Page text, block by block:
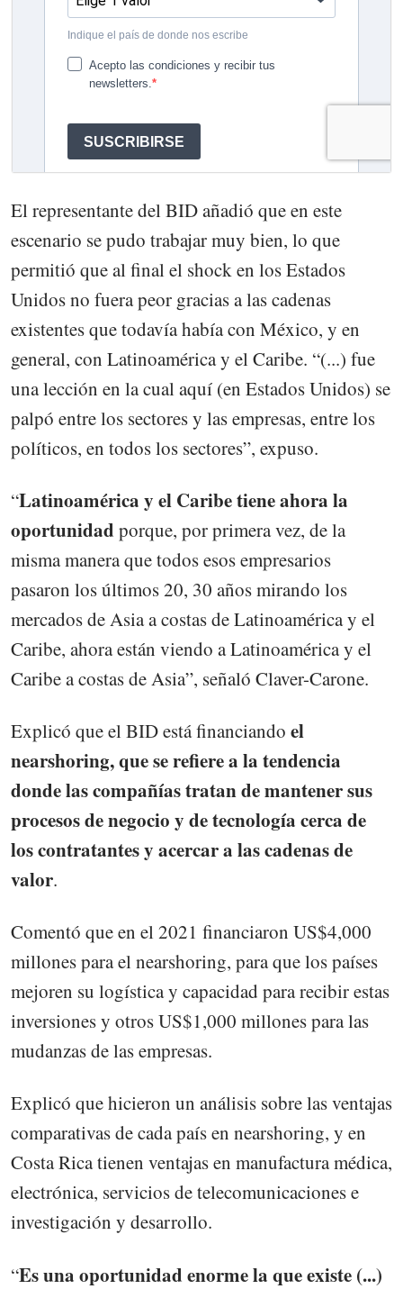
El representante del BID añadió que en este
escenario se pudo trabajar muy bien, lo que
permitió que al final el shock en los Estados
Unidos no fuera peor gracias a las cadenas
existentes que todavía había con México, y en
general, con Latinoamérica y el Caribe. “(...) fue
una lección en la cual aquí (en Estados Unidos) se
palpó entre los sectores y las empresas, entre los
políticos, en todos los sectores”, expuso.
“Latinoamérica y el Caribe tiene ahora la
oportunidad porque, por primera vez, de la
misma manera que todos esos empresarios
pasaron los últimos 20, 30 años mirando los
mercados de Asia a costas de Latinoamérica y el
Caribe, ahora están viendo a Latinoamérica y el
Caribe a costas de Asia”, señaló Claver-Carone.
Explicó que el BID está financiando el
nearshoring, que se refiere a la tendencia
donde las compañías tratan de mantener sus
procesos de negocio y de tecnología cerca de
los contratantes y acercar a las cadenas de
valor.
Comentó que en el 2021 financiaron US$4,000
millones para el nearshoring, para que los países
mejoren su logística y capacidad para recibir estas
inversiones y otros US$1,000 millones para las
mudanzas de las empresas.
Explicó que hicieron un análisis sobre las ventajas
comparativas de cada país en nearshoring, y en
Costa Rica tienen ventajas en manufactura médica,
electrónica, servicios de telecomunicaciones e
investigación y desarrollo.
“Es una oportunidad enorme la que existe (...)